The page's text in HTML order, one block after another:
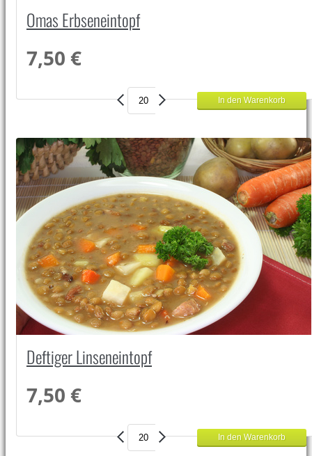
Omas Erbseneintopf
7,50 €
Deftiger Linseneintopf
7,50 €